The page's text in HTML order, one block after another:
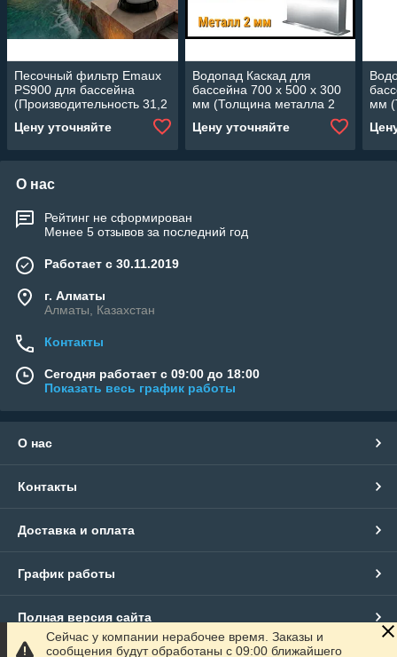
Песочный фильтр Emaux
PS900 для бассейна
(Производительность 31,2
диаметр 900 мм)
Цену уточняйте
Водопад Каскад для
бассейна 700 x 500 x 300
мм (Толщина металла 2
Цену уточняйте
мм
О нас
Рейтинг не сформирован
Менее 5 отзывов за последний год
Работает с 30.11.2019
г. Алматы
Алматы, Казахстан
Контакты
Сегодня работает с 09:00 до 18:00
Показать весь график работы
О нас
Контакты
Доставка и оплата
График работы
Полная версия сайта
Сейчас у компании нерабочее время. Заказы и
сообщения будут обработаны с 09:00 ближайшего